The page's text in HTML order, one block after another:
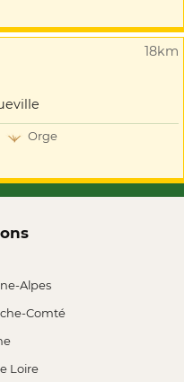
18km
Orge
Alpes
Comté
Loire